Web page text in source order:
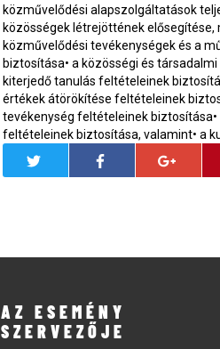
közművelődési alapszolgáltatások
közösségek létrejöttének
közművelődési tevékenységek és a
biztosítása• a közösségi és
kiterjedő tanulás feltételeinek
értékek átörökítése feltételeinek
tevékenység feltételeinek
feltételeinek biztosítása, valamint• a
AZ ESEMÉNY
SZERVEZŐJE